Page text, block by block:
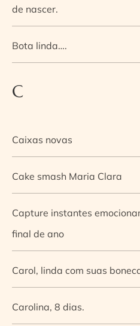
de nascer.
Bota linda….
C
Caixas novas
Cake smash Maria Clara
Capture instantes
final de ano
Carol, linda com suas
Carolina, 8 dias.